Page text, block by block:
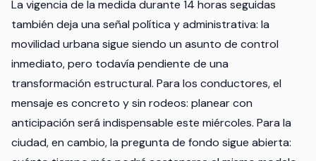
La vigencia de la medida durante 14 horas seguidas
también deja una señal política y administrativa: la
movilidad urbana sigue siendo un asunto de control
inmediato, pero todavía pendiente de una
transformación estructural. Para los conductores, el
mensaje es concreto y sin rodeos: planear con
anticipación será indispensable este miércoles. Para la
ciudad, en cambio, la pregunta de fondo sigue abierta: